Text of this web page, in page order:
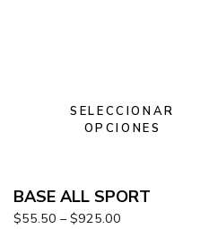
SELECCIONAR
OPCIONES
BASE ALL SPORT
$55.50 – $925.00